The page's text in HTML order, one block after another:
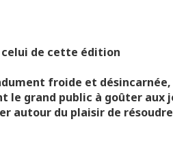
celui de cette édition
froide et désincarnée,
le grand public à goûter aux
autour du plaisir de